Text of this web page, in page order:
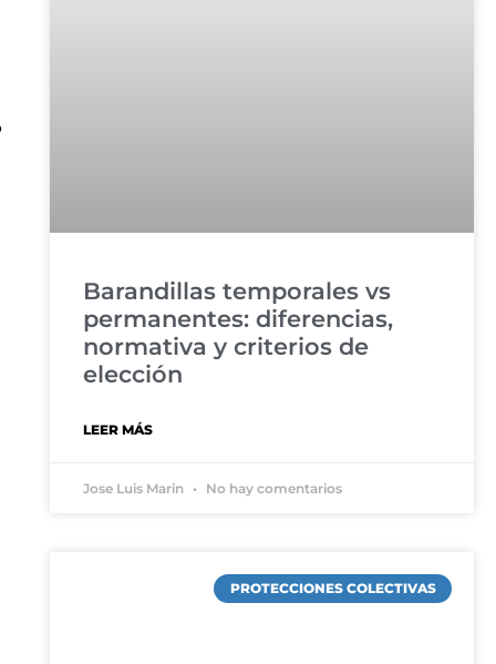
Barandillas temporales vs
permanentes: diferencias,
normativa y criterios de
elección
LEER MÁS
Jose Luis Marin No hay comentarios
PROTECCIONES COLECTIVAS